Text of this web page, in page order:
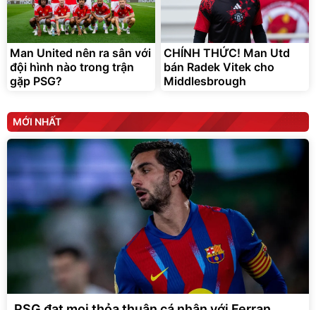
Man United nên ra sân với
đội hình nào trong trận
gặp PSG?
CHÍNH THỨC! Man Utd
bán Radek Vitek cho
Middlesbrough
MỚI NHẤT